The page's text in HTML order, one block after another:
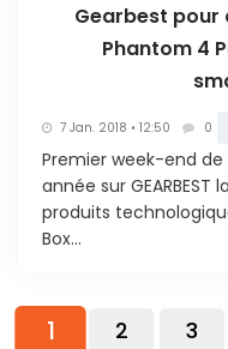
Gearbest pour
Phantom 4
7 Jan. 2018 • 12:50 0
Premier week-end
année sur
produits
Box...
1 2 3